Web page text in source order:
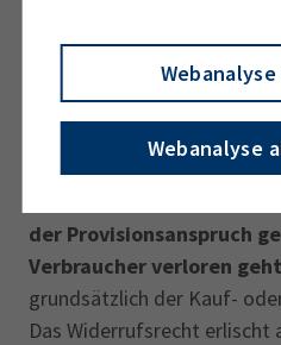
Webanalyse
Bei fehlender oder
sich diese Frist
14 Tage erhöhen.
Nutzt der Verbraucher
der Provisionsanspruch
Verbraucher verloren geht
grundsätzlich der Kauf-
Das Widerrufsrecht